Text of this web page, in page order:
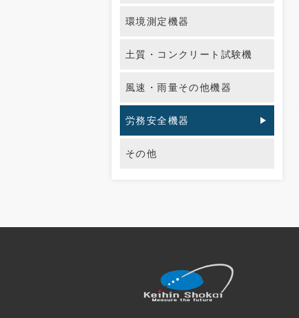
環境測定機器
土質・コンクリート試験機
風速・雨量その他機器
労務安全機器
その他